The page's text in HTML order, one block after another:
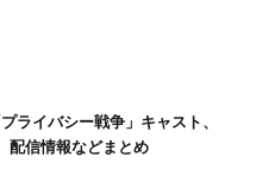
配信情報などまとめ